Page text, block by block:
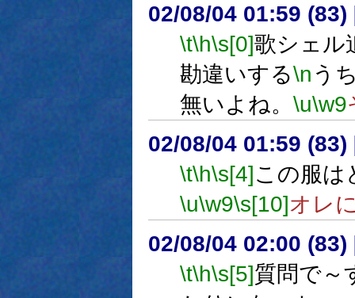
02/08/04 01:59 (83)
\t\h\s[0]歌シェル
勘違いする\n う
無いよね。 \u\w9
02/08/04 01:59 (83)
\t\h\s[4]この服は
\u\w9\s[10]オレ
02/08/04 02:00 (83)
\t\h\s[5]質問で～